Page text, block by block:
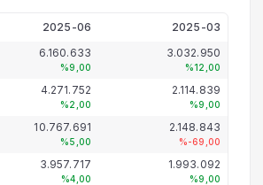
2025-06 2025-03
6.160.633
%9,00
3.032.950
%12,00
4.271.752
%2,00
2.114.839
%9,00
10.767.691
%5,00
2.148.843
%-69,00
3.957.717
%4,00
1.993.092
%9,00